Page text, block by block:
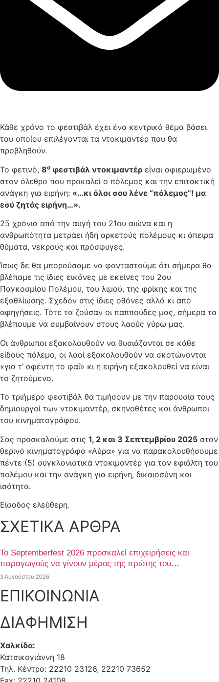
Κάθε χρόνο το φεστιβάλ έχει ένα κεντρικό θέμα βάσει
του οποίου επιλέγονται τα ντοκιμαντέρ που θα
προβληθούν.
Το φετινό, 8ο φεστιβάλ ντοκιμαντέρ είναι αφιερωμένο
στον όλεθρο που προκαλεί ο πόλεμος και την επιτακτική
ανάγκη για ειρήνη: «…κι όλοι σου λένε “πόλεμος”! μα
εσύ ζητάς ειρήνη…».
25 χρόνια από την αυγή του 21ου αιώνα και η
ανθρωπότητα μετράει ήδη αρκετούς πολέμους κι άπειρα
θύματα, νεκρούς και πρόσφυγες.
Ίσως δε θα μπορούσαμε να φανταστούμε ότι σήμερα θα
βλέπαμε τις ίδιες εικόνες με εκείνες του 2ου
Παγκοσμίου Πολέμου, του λιμού, της φρίκης και της
εξαθλίωσης. Σχεδόν στις ίδιες οθόνες αλλά κι από
αφηγήσεις. Τότε τα ζούσαν οι παππούδες μας, σήμερα τα
βλέπουμε να συμβαίνουν στους λαούς γύρω μας.
Οι άνθρωποι εξακολουθούν να θυσιάζονται σε κάθε
είδους πόλεμο, οι λαοί εξακολουθούν να σκοτώνονται
«για τ’ αφέντη το φαΐ» κι η ειρήνη εξακολουθεί να είναι
το ζητούμενο.
Το τριήμερο φεστιβάλ θα τιμήσουν με την παρουσία τους
δημιουργοί των ντοκιμαντέρ, σκηνοθέτες και άνθρωποι
του κινηματογράφου.
Σας προσκαλούμε στις 1, 2 και 3 Σεπτεμβρίου 2025 στον
θερινό κινηματογράφο «Αύρα» για να παρακολουθήσουμε
πέντε (5) συγκλονιστικά ντοκιμαντέρ για τον εφιάλτη του
πολέμου και την ανάγκη για ειρήνη, δικαιοσύνη και
ισότητα.
Είσοδος ελεύθερη.
ΣΧΕΤΙΚΑ ΑΡΘΡΑ
Το Septemberfest 2026 προσκαλεί επιχειρήσεις και
παραγωγούς να γίνουν μέρος της πρώτης του
διοργάνωσης
3 Αυγούστου 2026
ΕΠΙΚΟΙΝΩΝΙΑ
ΔΙΑΦΗΜΙΣΗ
Χαλκίδα:
Κατσικογιάννη 18
Τηλ. Κέντρο: 22210 23126, 22210 73652